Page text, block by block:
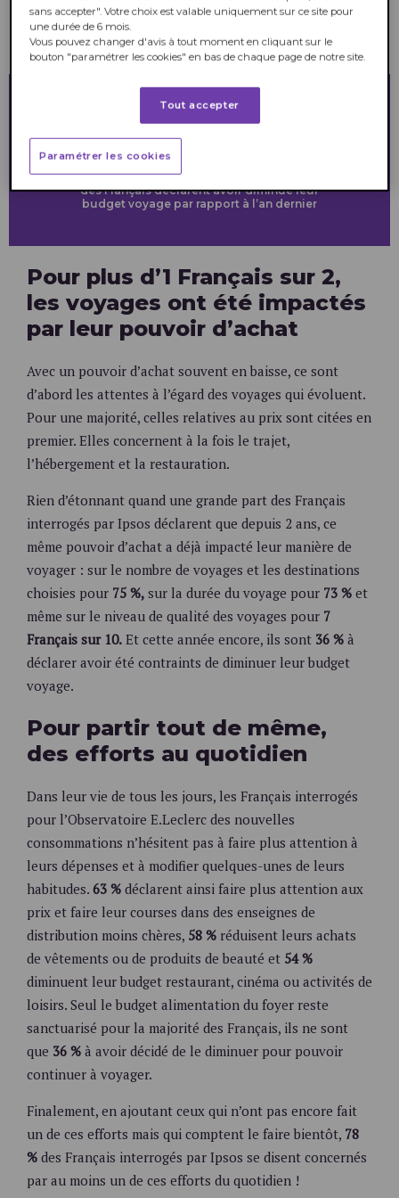
voyager. Un contexte dans lequel l’offre
d’une agence de voyage d’une enseigne de
la grande distribution aurait leur confiance.
1/3
des Français déclarent avoir diminué leur
budget voyage par rapport à l’an dernier
Pour plus d’1 Français sur 2,
les voyages ont été impactés
par leur pouvoir d’achat
Avec un pouvoir d’achat souvent en baisse, ce sont
d’abord les attentes à l’égard des voyages qui évoluent.
Pour une majorité, celles relatives au prix sont citées en
premier. Elles concernent à la fois le trajet,
l’hébergement et la restauration.
Rien d’étonnant quand une grande part des Français
interrogés par Ipsos déclarent que depuis 2 ans, ce
même pouvoir d’achat a déjà impacté leur manière de
voyager : sur le nombre de voyages et les destinations
choisies pour 75 %, sur la durée du voyage pour 73 % et
même sur le niveau de qualité des voyages pour 7
Français sur 10. Et cette année encore, ils sont 36 % à
déclarer avoir été contraints de diminuer leur budget
voyage.
Pour partir tout de même,
des efforts au quotidien
Dans leur vie de tous les jours, les Français interrogés
pour l’Observatoire E.Leclerc des nouvelles
consommations n’hésitent pas à faire plus attention à
leurs dépenses et à modifier quelques-unes de leurs
habitudes. 63 % déclarent ainsi faire plus attention aux
prix et faire leur courses dans des enseignes de
distribution moins chères, 58 % réduisent leurs achats
de vêtements ou de produits de beauté et 54 %
diminuent leur budget restaurant, cinéma ou activités de
loisirs. Seul le budget alimentation du foyer reste
sanctuarisé pour la majorité des Français, ils ne sont
que 36 % à avoir décidé de le diminuer pour pouvoir
continuer à voyager.
Finalement, en ajoutant ceux qui n’ont pas encore fait
un de ces efforts mais qui comptent le faire bientôt, 78
% des Français interrogés par Ipsos se disent concernés
par au moins un de ces efforts du quotidien !
sans accepter". Votre choix est valable uniquement sur ce site pour
une durée de 6 mois.
Vous pouvez changer d'avis à tout moment en cliquant sur le
bouton "paramétrer les cookies" en bas de chaque page de notre site.
Tout accepter
Paramétrer les cookies